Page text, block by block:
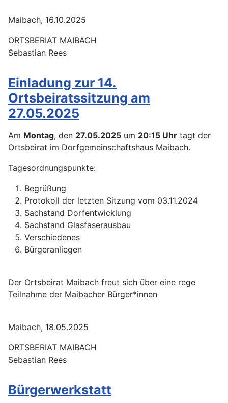
Maibach, 16.10.2025
ORTSBERIAT MAIBACH
Sebastian Rees
Einladung zur 14.
Ortsbeiratssitzung am
27.05.2025
Am Montag, den 27.05.2025 um 20:15 Uhr tagt der
Ortsbeirat im Dorfgemeinschaftshaus Maibach.
Tagesordnungspunkte:
Begrüßung
Protokoll der letzten Sitzung vom 03.11.2024
Sachstand Dorfentwicklung
Sachstand Glasfaserausbau
Verschiedenes
Bürgeranliegen
Der Ortsbeirat Maibach freut sich über eine rege
Teilnahme der Maibacher Bürger*innen
Maibach, 18.05.2025
ORTSBERIAT MAIBACH
Sebastian Rees
Bürgerwerkstatt